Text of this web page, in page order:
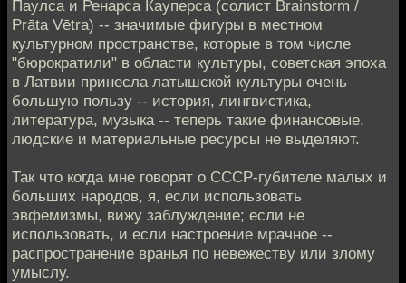
Паулса и Ренарса Кауперса (солист Brainstorm /
Prāta Vētra) -- значимые фигуры в местном
культурном пространстве, которые в том числе
"бюрократили" в области культуры, советская эпоха
в Латвии принесла латышской культуры очень
большую пользу -- история, лингвистика,
литература, музыка -- теперь такие финансовые,
людские и материальные ресурсы не выделяют.
Так что когда мне говорят о СССР-губителе малых и
больших народов, я, если использовать
эвфемизмы, вижу заблуждение; если не
использовать, и если настроение мрачное --
распространение вранья по невежеству или злому
умыслу.